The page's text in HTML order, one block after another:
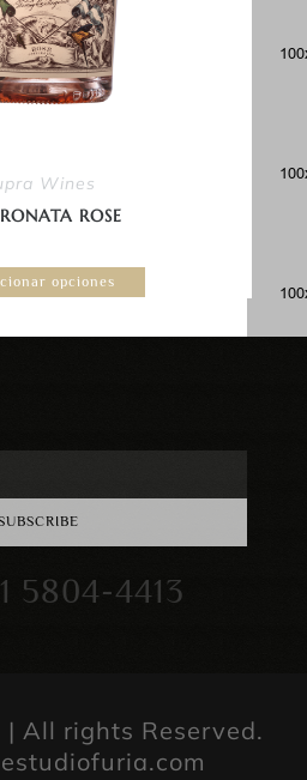
Wines
ROSE
opciones
5804-4413
All rights Reserved.
estudiofuria.com